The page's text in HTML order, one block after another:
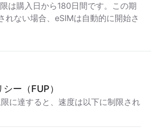
は購入日から180日間です。この期
れない場合、eSIMは自動的に開始さ
ー（FUP）
に達すると、速度は以下に制限され